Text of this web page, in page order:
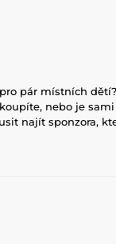
pár místních
nebo je
najít sponzora,